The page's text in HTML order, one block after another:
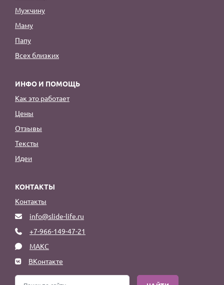
Мужчину
Маму
Папу
Всех близких
ИНФО И ПОМОЩЬ
Как это работает
Цены
Отзывы
Тексты
Идеи
КОНТАКТЫ
Контакты
info@slide-life.ru
+7-966-149-47-21
МАКС
ВКонтакте